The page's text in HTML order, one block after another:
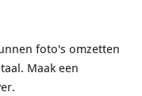
foto's omzetten
Maak een